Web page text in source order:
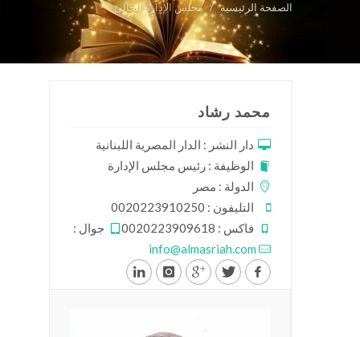
الصفحة الرئيسية مجلس الإدارة الحالى
محمد رشاد
دار النشر : الدار المصرية اللبنانية
الوظيفة : رئيس مجلس الإدارة
الدولة : مصر
التليفون : 0020223910250
فاكس : 0020223909618
جوال :
info@almasriah.com